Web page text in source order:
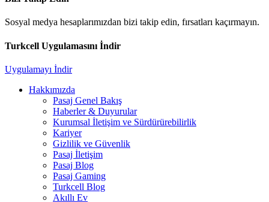
Sosyal medya hesaplarımızdan bizi takip edin, fırsatları kaçırmayın.
Turkcell Uygulamasını İndir
Uygulamayı İndir
Hakkımızda
Pasaj Genel Bakış
Haberler & Duyurular
Kurumsal İletişim ve Sürdürürebilirlik
Kariyer
Gizlilik ve Güvenlik
Pasaj İletişim
Pasaj Blog
Pasaj Gaming
Turkcell Blog
Akıllı Ev